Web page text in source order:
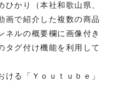
かり（本社和歌山県、
画で紹介した複数の商品
ネルの概要欄に画像付き
タグ付け機能を利用して
る「Ｙｏｕｔｕｂｅ」